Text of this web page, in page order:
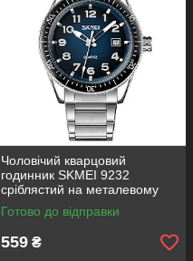
Чоловічий кварцовий
годинник SKMEI 9232
сріблястий на металевому
браслеті, синій циферблат
Готово до відправки
559 ₴